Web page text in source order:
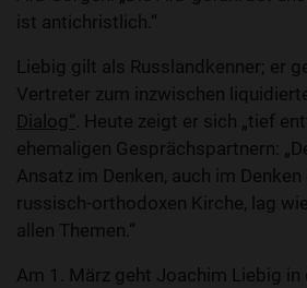
ist antichristlich.“
Liebig gilt als Russlandkenner; er
Vertreter zum inzwischen
Dialog“ . Heute zeigt er sich „tief
ehemaligen Gesprächspartnern:
Ansatz im Denken, auch im
russisch-orthodoxen Kirche, lag
allen Themen.“
Am 1. März geht Joachim Liebig in